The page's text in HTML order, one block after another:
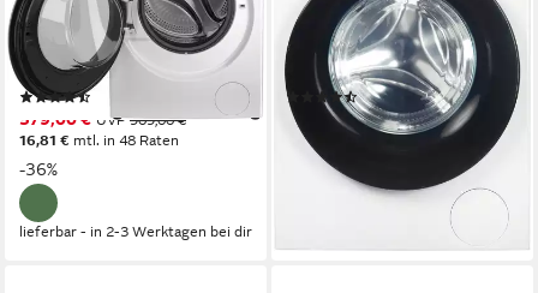
8 kg
Kapazität Waschen
65 dB(A)
Betriebsgeräusch
1400 U/min
Schleuderdrehzahl
Produktdatenblatt
579,00 € UVP909,00 €
16,81 € mtl. in 48 Raten
-36%
lieferbar - in 2-3 Werktagen bei dir
8 kg
Kapazität Waschen
72 dB(A) Betriebsgeräusch
1400 U/min Schleuderdrehzahl
Produktdatenblatt
(125)
499,00 € UVP719,00 €
17,90 €
mtl. in 36 Raten
lieferbar - in 2-3 Werktagen bei dir